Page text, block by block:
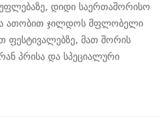
დიდი საერთაშორისო
ათობით ჯილდოს მფლობელი
ფესტივალებზე, მათ შორის
პრისა და სპეციალური